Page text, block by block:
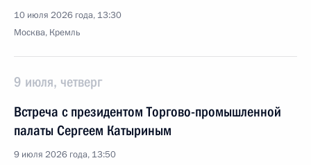
10 июля 2026 года, 13:30
Москва, Кремль
9 июля, четверг
Встреча с президентом Торгово-промышленной
палаты Сергеем Катыриным
9 июля 2026 года, 13:50